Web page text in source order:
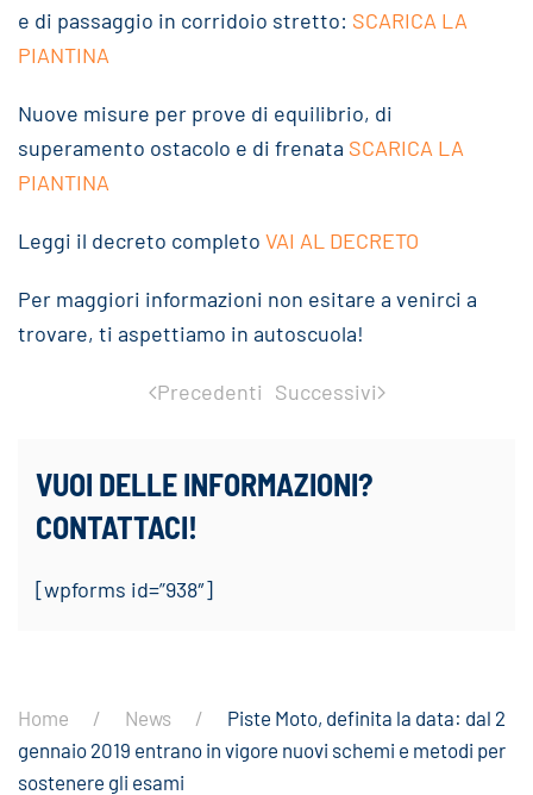
e di passaggio in corridoio stretto: SCARICA LA
PIANTINA
Nuove misure per prove di equilibrio, di
superamento ostacolo e di frenata SCARICA LA
PIANTINA
Leggi il decreto completo VAI AL DECRETO
Per maggiori informazioni non esitare a venirci a
trovare, ti aspettiamo in autoscuola!
Precedenti Successivi
VUOI DELLE INFORMAZIONI?
CONTATTACI!
[wpforms id=”938″]
Home News
Piste Moto, definita la data: dal 2
gennaio 2019 entrano in vigore nuovi schemi e metodi per
sostenere gli esami